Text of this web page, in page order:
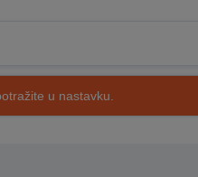
u nastavku.